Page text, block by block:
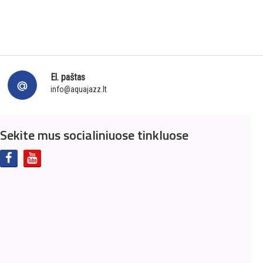
El. paštas
info@aquajazz.lt
Sekite mus socialiniuose tinkluose